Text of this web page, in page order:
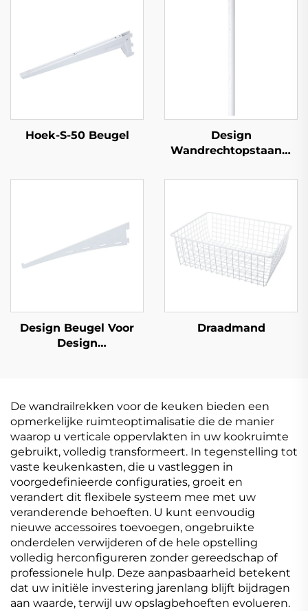
Hoek-S-50 Beugel
Design
Wandrechtopstaand,
Design Beugel Voor
Design
Draadmand
De wandrailrekken voor de keuken bieden een
opmerkelijke ruimteoptimalisatie die de manier
waarop u verticale oppervlakten in uw kookruimte
gebruikt, volledig transformeert. In tegenstelling tot
vaste keukenkasten, die u vastleggen in
voorgedefinieerde configuraties, groeit en
verandert dit flexibele systeem mee met uw
veranderende behoeften. U kunt eenvoudig
nieuwe accessoires toevoegen, ongebruikte
onderdelen verwijderen of de hele opstelling
volledig herconfigureren zonder gereedschap of
professionele hulp. Deze aanpasbaarheid betekent
dat uw initiële investering jarenlang blijft bijdragen
aan waarde, terwijl uw opslagbehoeften evolueren.